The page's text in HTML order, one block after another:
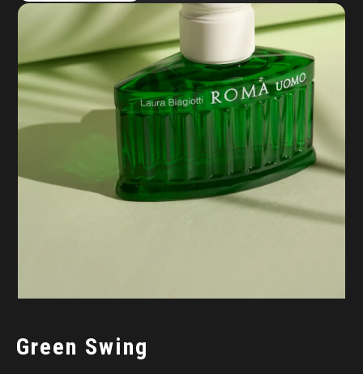
faszinierende männliche Geschichte, die seit 1992 andauert.
Green Swing